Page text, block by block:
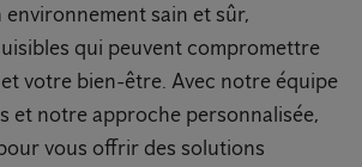
sain et sûr,
qui peuvent compromettre
votre bien-être. Avec notre équipe
et notre approche personnalisée,
vous offrir des solutions